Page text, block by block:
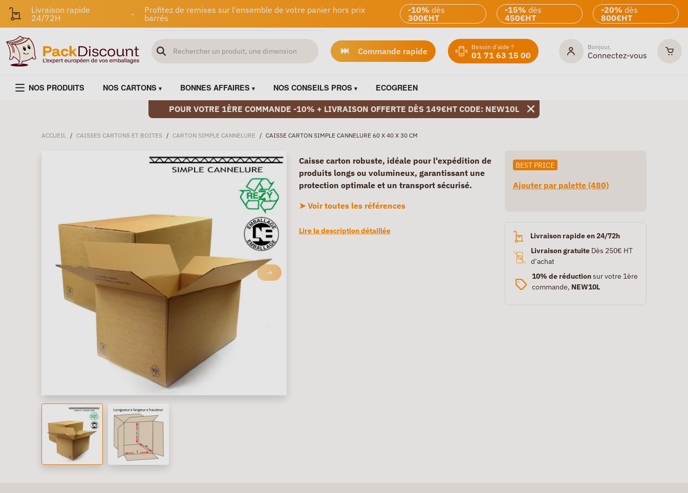
Livraison rapide
24/72H
-
Profitez de remises sur l'ensemble de votre panier hors prix
barrés
-10% dès
300€HT
-15% dès
450€HT
-20% dès
800€HT
Commande rapide Besoin d'aide ?
01 71 63 15 00
Bonjour,
Connectez-vous
NOS PRODUITS NOS CARTONS BONNES AFFAIRES NOS CONSEILS PROS ECOGREEN
POUR VOTRE 1ÈRE COMMANDE -10% + LIVRAISON OFFERTE DÈS 149€HT CODE: NEW10L
ACCUEIL / CAISSES CARTONS ET BOITES / CARTON SIMPLE CANNELURE / CAISSE CARTON SIMPLE CANNELURE 60 X 40 X 30 CM
Caisse carton robuste, idéale pour l'expédition de
produits longs ou volumineux, garantissant une
protection optimale et un transport sécurisé.
➤ Voir toutes les références
Lire la description détaillée
BEST PRICE
Ajouter par palette (480)
Livraison rapide en 24/72h
Livraison gratuiteDès 250€ HT
d’achat
10% de réductionsur votre 1ère
commande, NEW10L